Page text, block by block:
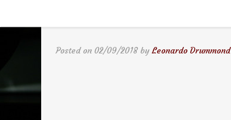
Posted on 02/09/2018 byLeonardo Drummond